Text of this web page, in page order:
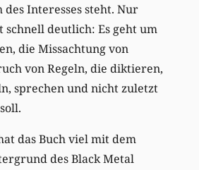
Interesses steht. Nur
deutlich: Es geht um
die Missachtung von
von Regeln, die diktieren,
sprechen und nicht zuletzt
das Buch viel mit dem
des Black Metal